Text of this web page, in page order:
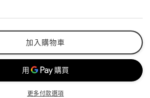
量
增
加入購物車
更多付款選項